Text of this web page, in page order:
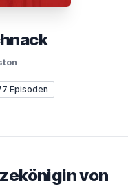
Episoden
von